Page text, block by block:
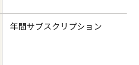
年間サブスクリプション